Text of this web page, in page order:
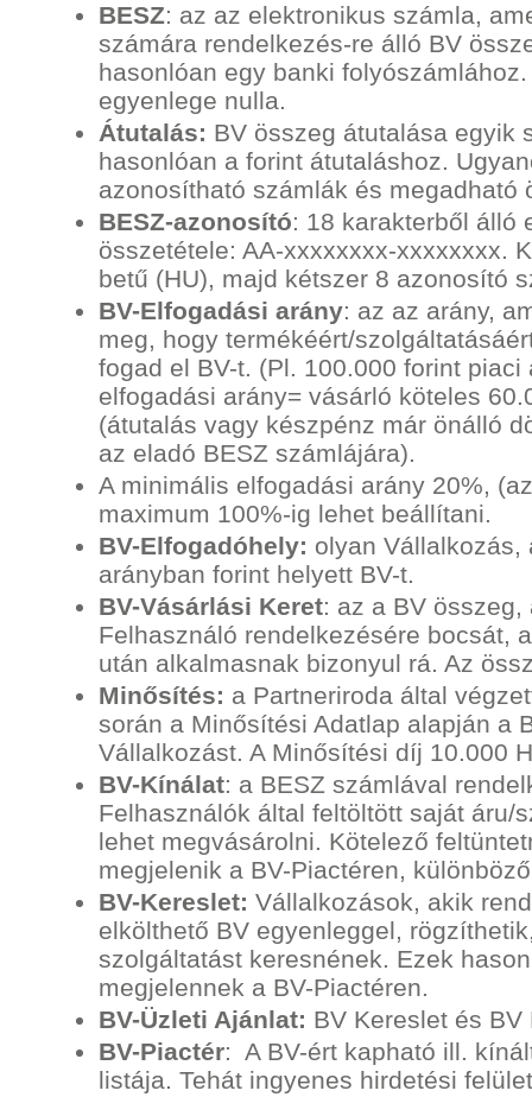
BESZ: az az elektronikus számla,
számára rendelkezés-re álló BV
hasonlóan egy banki
egyenlege nulla.
Átutalás: BV összeg átutalása egyik
hasonlóan a forint átutaláshoz.
azonosítható számlák és megadható
BESZ-azonosító: 18 karakterből álló
összetétele: AA-xxxxxxxx-xxxxxxxx.
betű (HU), majd kétszer 8 azonosító
BV-Elfogadási arány: az az arány,
meg, hogy termékéért/
fogad el BV-t. (Pl. 100.000 forint
elfogadási arány= vásárló köteles
(átutalás vagy készpénz már önálló
az eladó BESZ számlájára).
A minimális elfogadási arány 20%,
maximum 100%-ig lehet beállítani.
BV-Elfogadóhely: olyan Vállalkozás,
arányban forint helyett BV-t.
BV-Vásárlási Keret: az a BV
Felhasználó rendelkezésére bocsát,
után alkalmasnak bizonyul rá. Az
Minősítés: a Partneriroda által
során a Minősítési Adatlap alapján a
Vállalkozást. A Minősítési díj 10.000
BV-Kínálat: a BESZ számlával
Felhasználók által feltöltött saját áru/
lehet megvásárolni. Kötelező
megjelenik a BV-Piactéren,
BV-Kereslet: Vállalkozások, akik
elkölthető BV egyenleggel,
szolgáltatást keresnének. Ezek
megjelennek a BV-Piactéren.
BV-Üzleti Ajánlat: BV Kereslet és
BV-Piactér: A BV-ért kapható ill.
listája. Tehát ingyenes hirdetési